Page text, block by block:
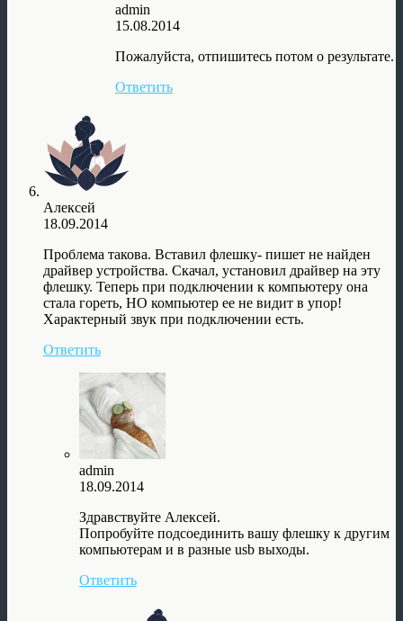
admin
15.08.2014
Пожалуйста, отпишитесь потом о результате.
Ответить
Алексей
18.09.2014
Проблема такова. Вставил флешку- пишет не найден
драйвер устройства. Скачал, установил драйвер на эту
флешку. Теперь при подключении к компьютеру она
стала гореть, НО компьютер ее не видит в упор!
Характерный звук при подключении есть.
Ответить
admin
18.09.2014
Здравствуйте Алексей.
Попробуйте подсоединить вашу флешку к другим
компьютерам и в разные usb выходы.
Ответить